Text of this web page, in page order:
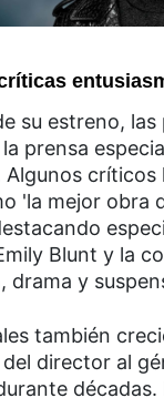
su estreno, las
prensa
Algunos
'la mejor obra
Blunt y la
drama y
también
director al
décadas.